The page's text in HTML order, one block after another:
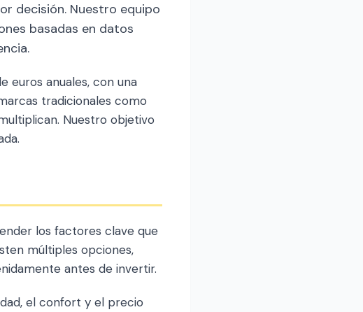
decisión. Nuestro equipo
basadas en datos
euros anuales, con una
tradicionales como
Nuestro objetivo
los factores clave que
múltiples opciones,
antes de invertir.
el confort y el precio